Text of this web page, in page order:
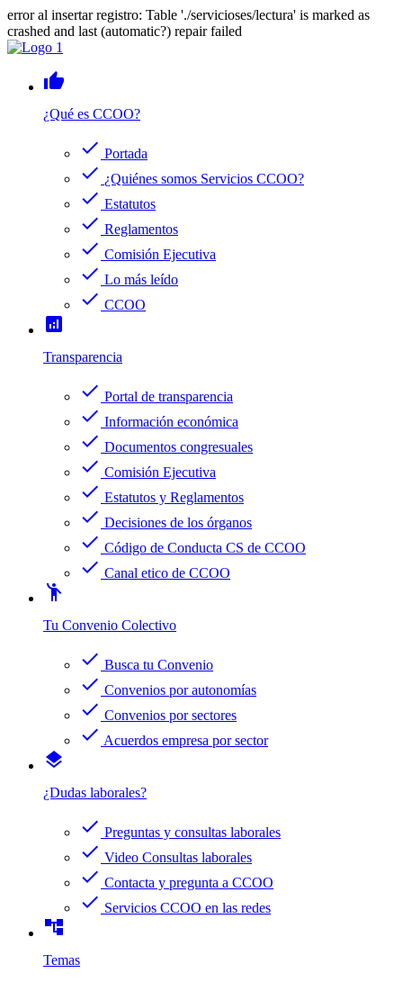
error al insertar registro: Table './servicioses/lectura' is marked as
crashed and last (automatic?) repair failed
thumb_up
¿Qué es CCOO?
check Portada
check ¿Quiénes somos Servicios CCOO?
check Estatutos
check Reglamentos
check Comisión Ejecutiva
check Lo más leído
check CCOO
analytics
Transparencia
check Portal de transparencia
check Información económica
check Documentos congresuales
check Comisión Ejecutiva
check Estatutos y Reglamentos
check Decisiones de los órganos
check Código de Conducta CS de CCOO
check Canal etico de CCOO
emoji_people
Tu Convenio Colectivo
check Busca tu Convenio
check Convenios por autonomías
check Convenios por sectores
check Acuerdos empresa por sector
layers
¿Dudas laborales?
check Preguntas y consultas laborales
check Video Consultas laborales
check Contacta y pregunta a CCOO
check Servicios CCOO en las redes
account_tree
Temas